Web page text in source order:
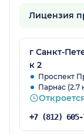
Лицензия
г Санкт-
к 2
Проспект
Парнас (2.7